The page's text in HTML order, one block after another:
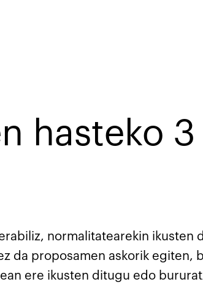
hasteko
normalitatearekin
da proposamen askorik egiten,
ere ikusten ditugu edo